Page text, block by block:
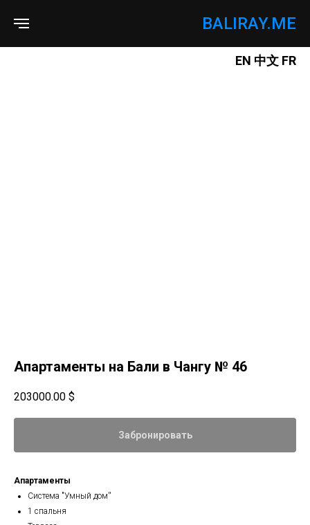
BALIRAY.ME
EN 中文 FR
Апартаменты на Бали в Чангу № 46
203000.00 $
Забронировать
Апартаменты
Система "Умный дом''
1 спальня